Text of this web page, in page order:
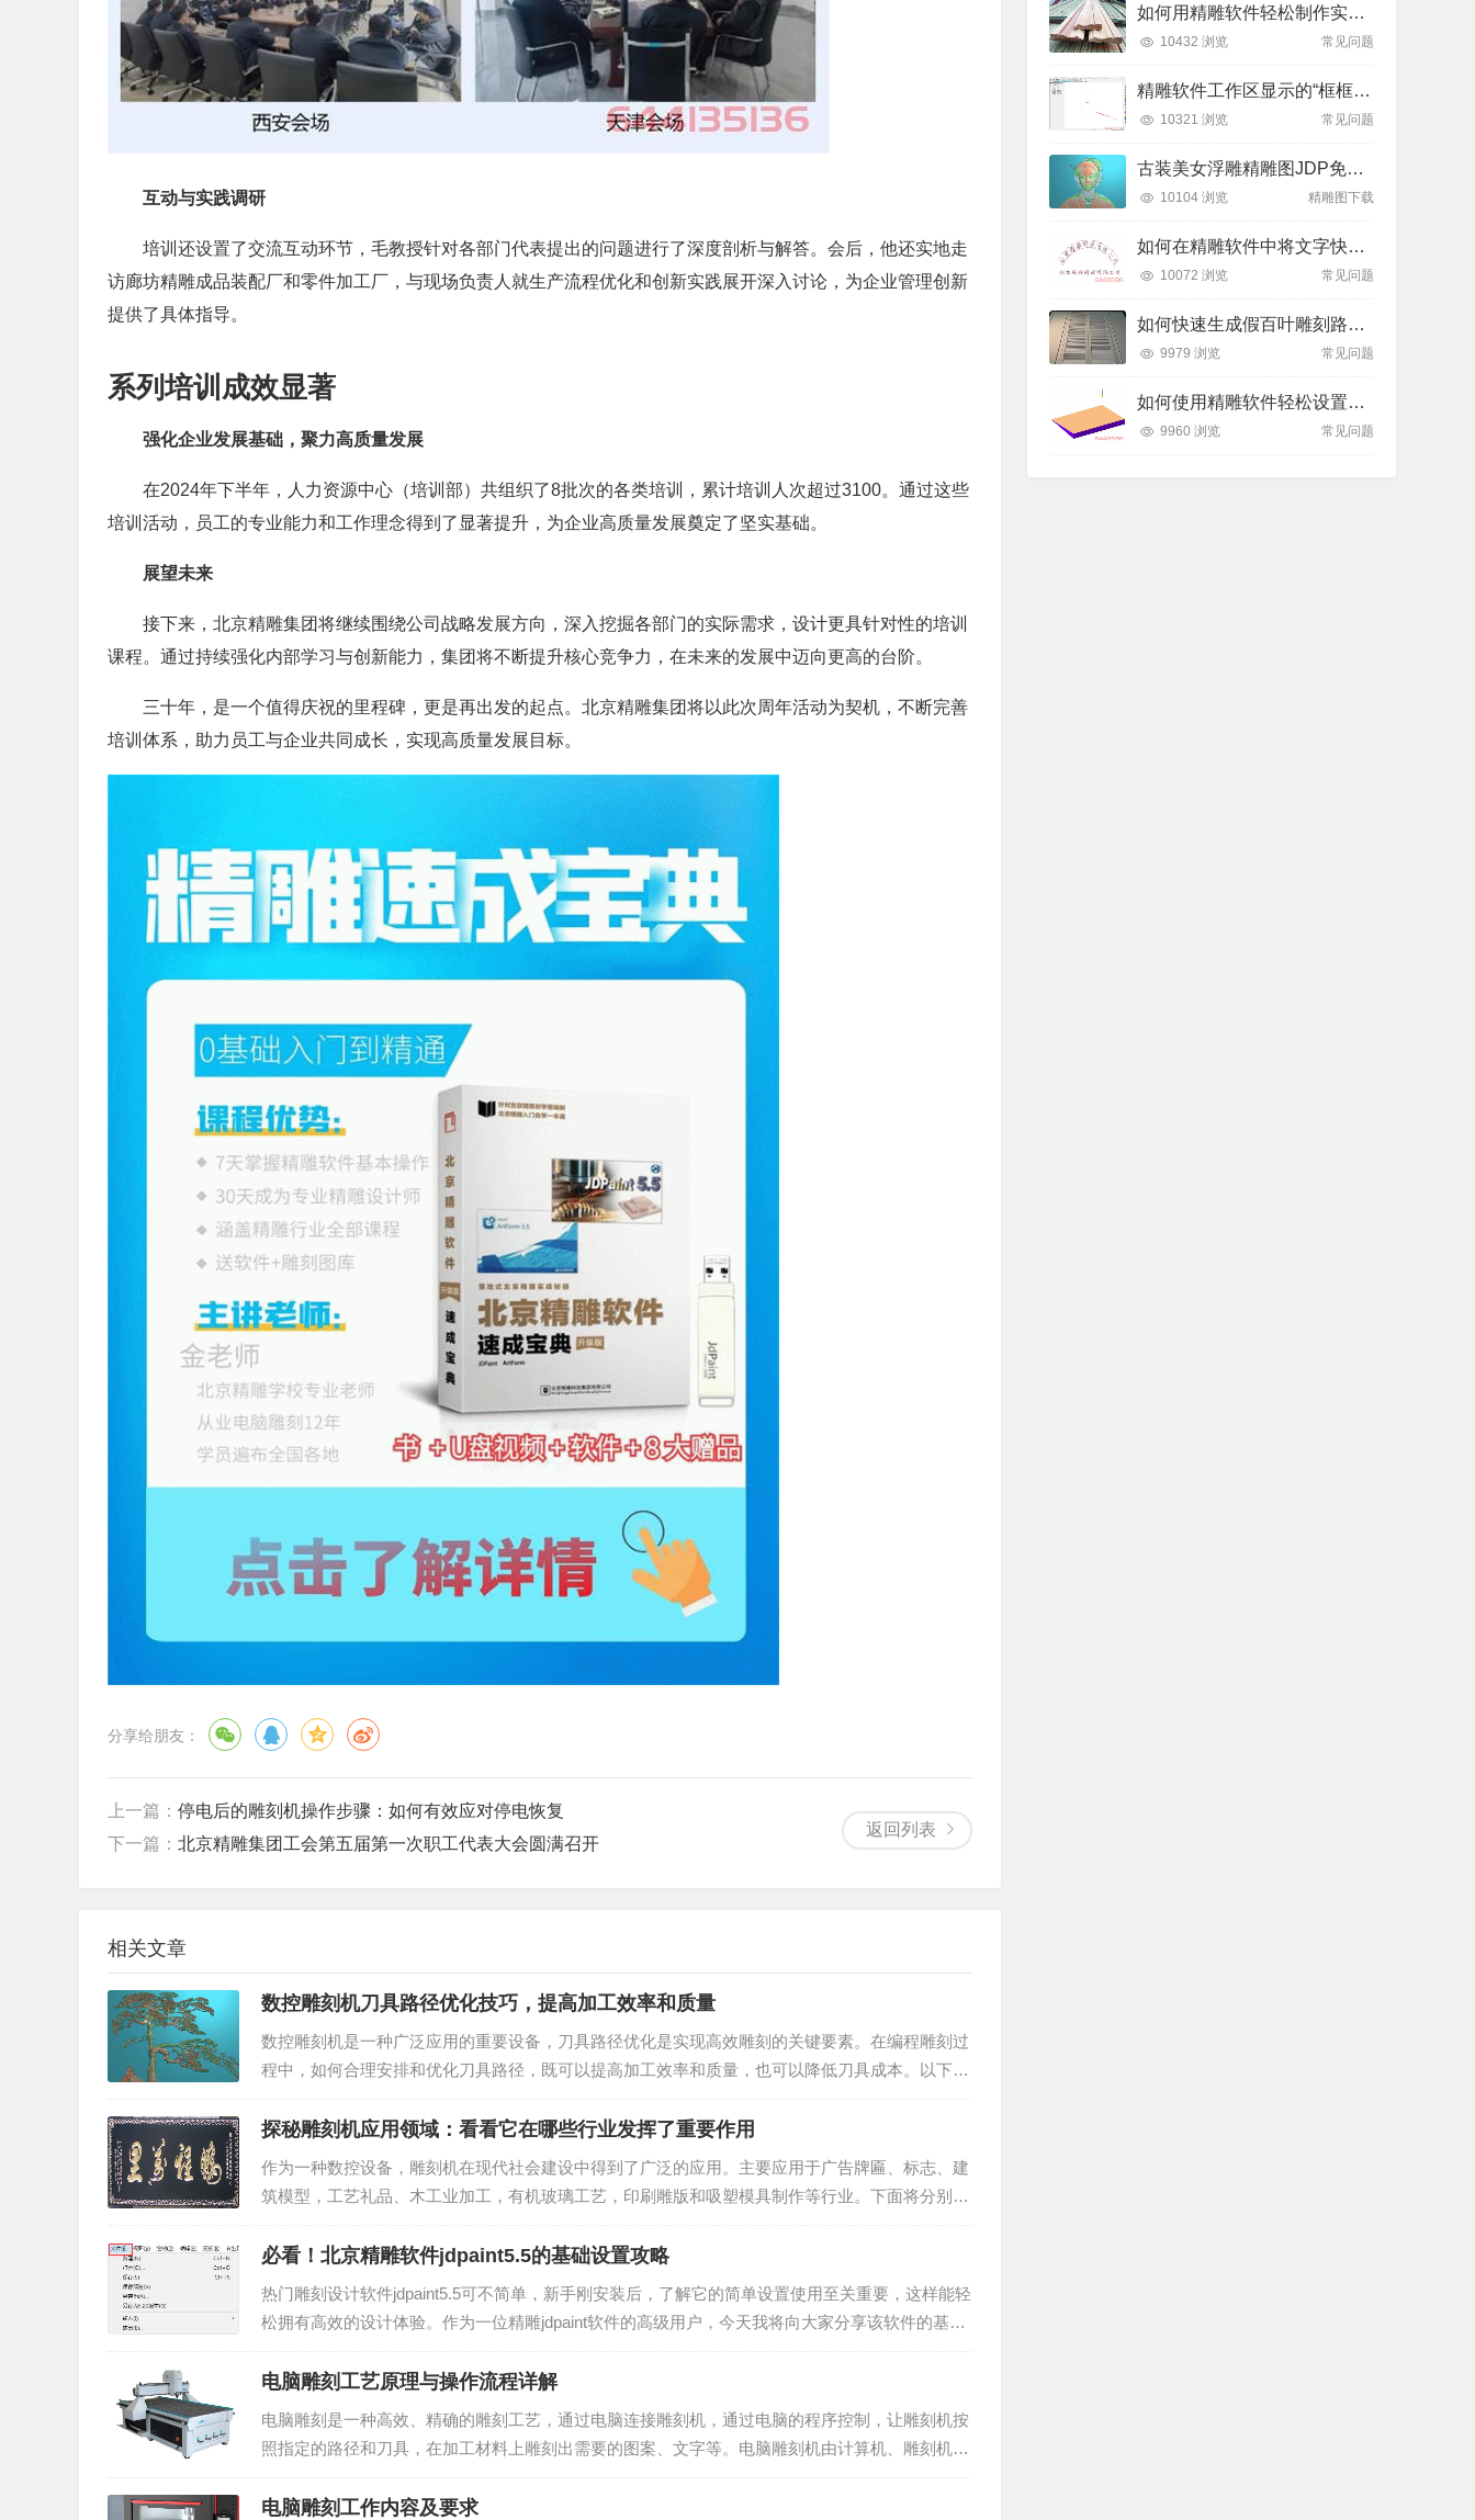
互动与实践调研
培训还设置了交流互动环节，毛教授针对各部门代表提出的问题进行了深度剖析与解答。会后，他还实地走
访廊坊精雕成品装配厂和零件加工厂，与现场负责人就生产流程优化和创新实践展开深入讨论，为企业管理创新
提供了具体指导。
系列培训成效显著
强化企业发展基础，聚力高质量发展
在2024年下半年，人力资源中心（培训部）共组织了8批次的各类培训，累计培训人次超过3100。通过这些
培训活动，员工的专业能力和工作理念得到了显著提升，为企业高质量发展奠定了坚实基础。
展望未来
接下来，北京精雕集团将继续围绕公司战略发展方向，深入挖掘各部门的实际需求，设计更具针对性的培训
课程。通过持续强化内部学习与创新能力，集团将不断提升核心竞争力，在未来的发展中迈向更高的台阶。
三十年，是一个值得庆祝的里程碑，更是再出发的起点。北京精雕集团将以此次周年活动为契机，不断完善
培训体系，助力员工与企业共同成长，实现高质量发展目标。
分享给朋友：
返回列表
上一篇： 停电后的雕刻机操作步骤：如何有效应对停电恢复
下一篇： 北京精雕集团工会第五届第一次职工代表大会圆满召开
相关文章
数控雕刻机刀具路径优化技巧，提高加工效率和质量
数控雕刻机是一种广泛应用的重要设备，刀具路径优化是实现高效雕刻的关键要素。在编程雕刻过
程中，如何合理安排和优化刀具路径，既可以提高加工效率和质量，也可以降低刀具成本。以下是
一些优化刀具路径的技巧：合理的刀具路径规划在编程时，应考虑并确保合理...
探秘雕刻机应用领域：看看它在哪些行业发挥了重要作用
作为一种数控设备，雕刻机在现代社会建设中得到了广泛的应用。主要应用于广告牌匾、标志、建
筑模型，工艺礼品、木工业加工，有机玻璃工艺，印刷雕版和吸塑模具制作等行业。下面将分别介
绍这些应用范围及其意义。广告牌匾、标志、建筑模型：随着城市公共设施建...
必看！北京精雕软件jdpaint5.5的基础设置攻略
热门雕刻设计软件jdpaint5.5可不简单，新手刚安装后，了解它的简单设置使用至关重要，这样能轻
松拥有高效的设计体验。作为一位精雕jdpaint软件的高级用户，今天我将向大家分享该软件的基础
设置攻略。1、系统设置打开文件菜单，找到系统设置...
电脑雕刻工艺原理与操作流程详解
电脑雕刻是一种高效、精确的雕刻工艺，通过电脑连接雕刻机，通过电脑的程序控制，让雕刻机按
照指定的路径和刀具，在加工材料上雕刻出需要的图案、文字等。电脑雕刻机由计算机、雕刻机控
制器和雕刻机主机三部分组成，市场上有各种不同类型的电脑雕刻机，包括木...
电脑雕刻工作内容及要求
如何用精雕软件轻松制作实木装饰线条踢脚线？
10432 浏览 常见问题
精雕软件工作区显示的“框框”是什么？如何轻松隐藏或显示？
10321 浏览 常见问题
古装美女浮雕精雕图JDP免费下载
10104 浏览 精雕图下载
如何在精雕软件中将文字快速排列到弧形线条上？全步骤详解
10072 浏览 常见问题
如何快速生成假百叶雕刻路径？精雕软件全流程教学
9979 浏览 常见问题
如何使用精雕软件轻松设置斜坡面雕刻路径？
9960 浏览 常见问题